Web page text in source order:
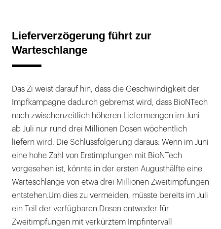
Lieferverzögerung führt zur
Warteschlange
Das Zi weist darauf hin, dass die Geschwindigkeit der
Impfkampagne dadurch gebremst wird, dass BioNTech
nach zwischenzeitlich höheren Liefermengen im Juni
ab Juli nur rund drei Millionen Dosen wöchentlich
liefern wird. Die Schlussfolgerung daraus: Wenn im Juni
eine hohe Zahl von Erstimpfungen mit BioNTech
vorgesehen ist, könnte in der ersten Augusthälfte eine
Warteschlange von etwa drei Millionen Zweitimpfungen
entstehen.Um dies zu vermeiden, müsste bereits im Juli
ein Teil der verfügbaren Dosen entweder für
Zweitimpfungen mit verkürztem Impfintervall